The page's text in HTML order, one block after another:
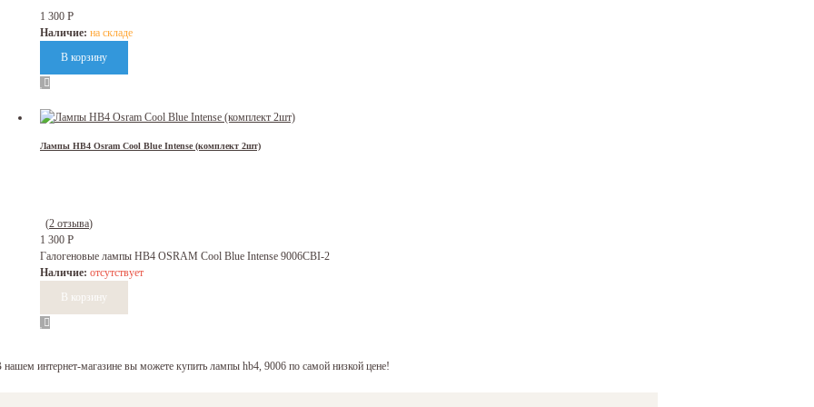
1 300 Р
Наличие: на складе
Лампы HB4 Osram Cool Blue Intense (комплект 2шт)
(2 отзыва)
1 300 Р
Галогеновые лампы HB4 OSRAM Cool Blue Intense 9006CBI-2
Наличие: отсутствует
нашем интернет-магазине вы можете купить лампы hb4, 9006 по самой низкой цене!